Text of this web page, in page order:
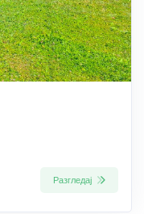
Разгледај